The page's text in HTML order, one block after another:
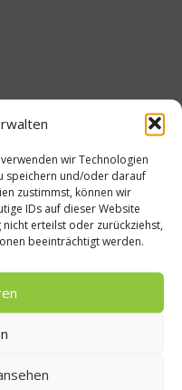
wir Technologien
speichern und/oder darauf
zustimmst, können wir
IDs auf dieser Website
erteilst oder zurückziehst,
beeinträchtigt werden.
Das